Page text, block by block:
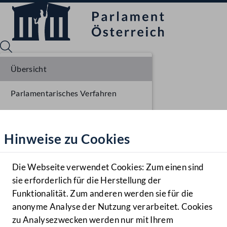
Hilfe
Benutzer
Navigationsmenü öffnen
MENÜ
Hinweise zu Cookies
Die Webseite verwendet Cookies: Zum einen sind
sie erforderlich für die Herstellung der
Funktionalität. Zum anderen werden sie für die
anonyme Analyse der Nutzung verarbeitet. Cookies
zu Analysezwecken werden nur mit Ihrem
Übersicht
Parlamentarisches Verfahren
Liste der Rednerinnen und Redner
Stenographisches Protokoll
Sitzungsdokumente